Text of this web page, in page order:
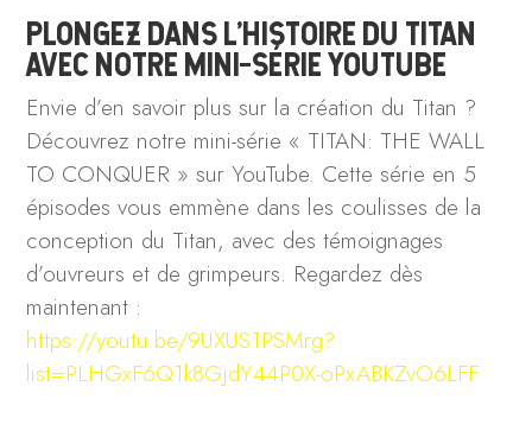
PLONGEZ DANS L’HISTOIRE DU TITAN
AVEC NOTRE MINI-SÉRIE YOUTUBE
Envie d’en savoir plus sur la création du Titan ?
Découvrez notre mini-série « TITAN: THE WALL
TO CONQUER » sur YouTube. Cette série en 5
épisodes vous emmène dans les coulisses de la
conception du Titan, avec des témoignages
d’ouvreurs et de grimpeurs. Regardez dès
maintenant :
https://youtu.be/9UXUS1PSMrg?
list=PLHGxF6Q1k8GjdY44P0X-oPxABKZvO6LFF